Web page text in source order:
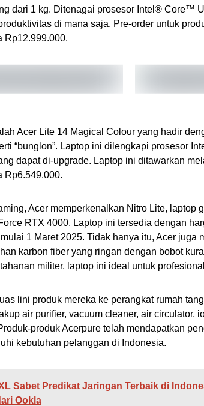
dari 1 kg. Ditenagai prosesor Intel® Core™
di mana saja. Pre-order untuk
Rp12.999.000.
Acer Lite 14 Magical Colour yang hadir
“bunglon”. Laptop ini dilengkapi prosesor
dapat di-upgrade. Laptop ini ditawarkan
Rp6.549.000.
Acer memperkenalkan Nitro Lite, laptop
RTX 4000. Laptop ini tersedia dengan
1 Maret 2025. Tidak hanya itu, Acer juga
karbon fiber yang ringan dengan bobot
militer, laptop ini ideal untuk
lini produk mereka ke perangkat rumah
air purifier, vacuum cleaner, air circulator,
produk Acerpure telah mendapatkan
kebutuhan pelanggan di Indonesia.
Sabet Predikat Jaringan Terbaik di
Ookla